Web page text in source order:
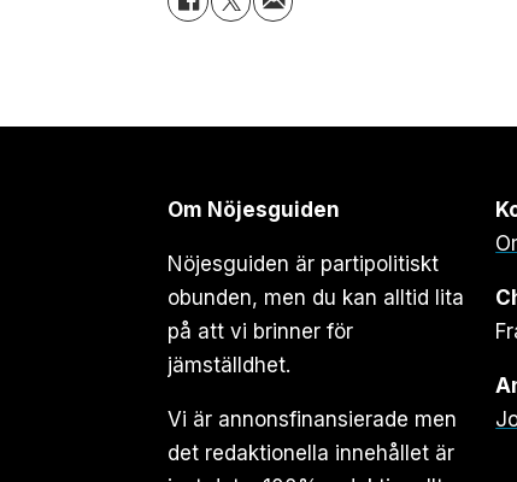
Om Nöjesguiden
Nöjesguiden är partipolitiskt
obunden, men du kan alltid lita
på att vi brinner för
jämställdhet.
Vi är annonsfinansierade men
det redaktionella innehållet är